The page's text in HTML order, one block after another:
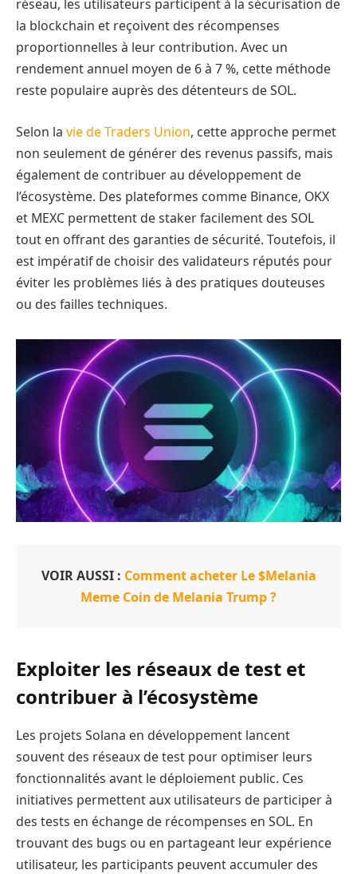
réseau, les utilisateurs participent à la sécurisation de
la blockchain et reçoivent des récompenses
proportionnelles à leur contribution. Avec un
rendement annuel moyen de 6 à 7 %, cette méthode
reste populaire auprès des détenteurs de SOL.
Selon la vie de Traders Union, cette approche permet
non seulement de générer des revenus passifs, mais
également de contribuer au développement de
l’écosystème. Des plateformes comme Binance, OKX
et MEXC permettent de staker facilement des SOL
tout en offrant des garanties de sécurité. Toutefois, il
est impératif de choisir des validateurs réputés pour
éviter les problèmes liés à des pratiques douteuses
ou des failles techniques.
VOIR AUSSI : Comment acheter Le $Melania
Meme Coin de Melania Trump ?
Exploiter les réseaux de test et
contribuer à l’écosystème
Les projets Solana en développement lancent
souvent des réseaux de test pour optimiser leurs
fonctionnalités avant le déploiement public. Ces
initiatives permettent aux utilisateurs de participer à
des tests en échange de récompenses en SOL. En
trouvant des bugs ou en partageant leur expérience
utilisateur, les participants peuvent accumuler des